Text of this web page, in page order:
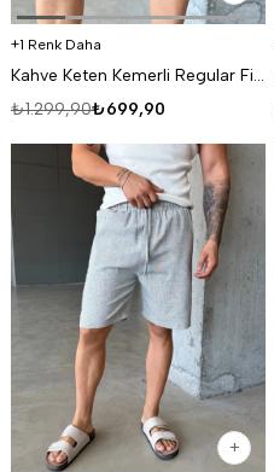
1 Renk Daha
Kahve Keten Kemerli Regular Fit Şort SNZ 3977
₺699,90
₺1.299,90